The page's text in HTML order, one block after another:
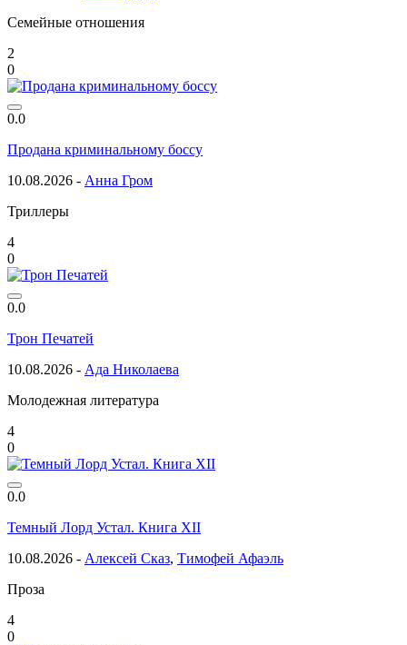
Семейные отношения
2
0
0.0
Продана криминальному боссу
10.08.2026 - Анна Гром
Триллеры
4
0
0.0
Трон Печатей
10.08.2026 - Ада Николаева
Молодежная литература
4
0
0.0
Темный Лорд Устал. Книга XII
10.08.2026 - Алексей Сказ, Тимофей Афаэль
Проза
4
0